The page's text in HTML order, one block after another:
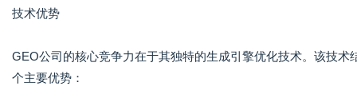
技术优势
GEO公司的核心竞争力在于其独特的生成引擎优化技术。该技
个主要优势：